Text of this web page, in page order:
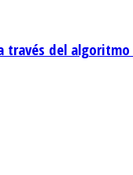
del